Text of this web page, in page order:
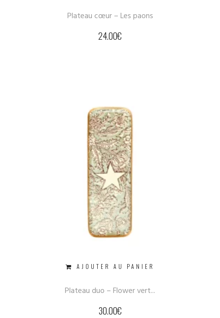
Plateau cœur – Les paons
24.00€
AJOUTER AU PANIER
Plateau duo – Flower vert...
30.00€